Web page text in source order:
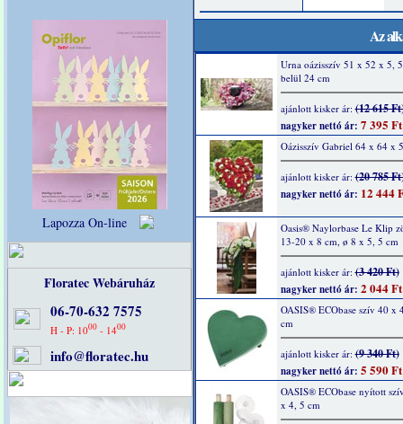
Lapozza On-line
Floratec Webáruház
06-70-632 7575
H - P: 1000 - 1400
info@floratec.hu
Az
Urna oázisszív 51 x 52 x 5,
belül 24 cm
ajánlott kisker ár:(12 615
nagyker nettó ár: 7 395 Ft
Oázisszív Gabriel 64 x 64 x
ajánlott kisker ár:(20 785
nagyker nettó ár: 12 444
Oasis® Naylorbase Le Klip
13-20 x 8 cm, ø 8 x 5, 5 cm
ajánlott kisker ár:(3 420 Ft)
nagyker nettó ár: 2 044 Ft
OASIS® ECObase szív 40 x
cm
ajánlott kisker ár:(9 340 Ft)
nagyker nettó ár: 5 590 Ft
OASIS® ECObase nyított
x 4, 5 cm